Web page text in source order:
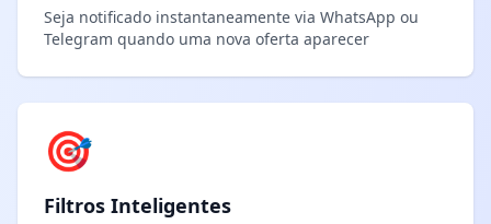
Seja notificado instantaneamente via WhatsApp ou
Telegram quando uma nova oferta aparecer
🎯
Filtros Inteligentes